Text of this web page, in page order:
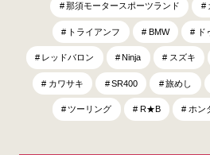
那須モータースポーツランド
トライアンフ BMW ド
レッドバロン Ninja スズキ
カワサキ SR400 旅めし
ツーリング R★B ホン